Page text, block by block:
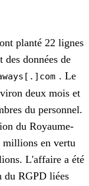
planté 22 lignes
données de
. Le
deux mois et
du personnel.
du Royaume-
millions en vertu
L'affaire a été
du RGPD liées